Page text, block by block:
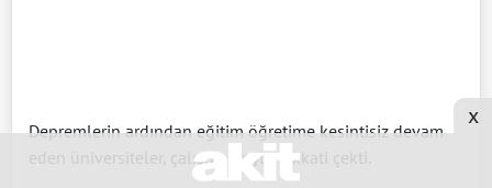
Depremlerin ardından eğitim öğretime kesintisiz devam
eden üniversiteler, çalışmalarıyla dikkati çekti.
x